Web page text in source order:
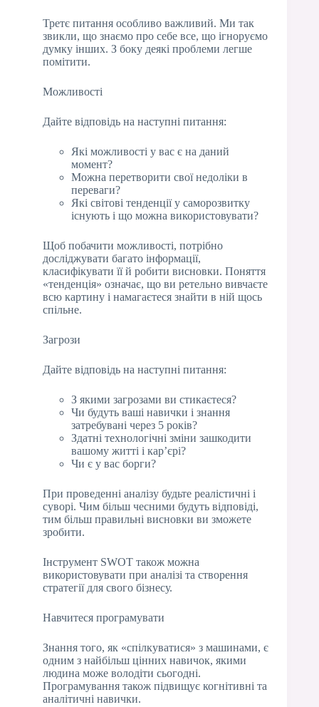
Третє питання особливо важливий. Ми так
звикли, що знаємо про себе все, що ігноруємо
думку інших. З боку деякі проблеми легше
помітити.
Можливості
Дайте відповідь на наступні питання:
Які можливості у вас є на даний
момент?
Можна перетворити свої недоліки в
переваги?
Які світові тенденції у саморозвитку
існують і що можна використовувати?
Щоб побачити можливості, потрібно
досліджувати багато інформації,
класифікувати її й робити висновки. Поняття
«тенденція» означає, що ви ретельно вивчаєте
всю картину і намагаєтеся знайти в ній щось
спільне.
Загрози
Дайте відповідь на наступні питання:
З якими загрозами ви стикаєтеся?
Чи будуть ваші навички і знання
затребувані через 5 років?
Здатні технологічні зміни зашкодити
вашому житті і кар’єрі?
Чи є у вас борги?
При проведенні аналізу будьте реалістичні і
суворі. Чим більш чесними будуть відповіді,
тим більш правильні висновки ви зможете
зробити.
Інструмент SWOT також можна
використовувати при аналізі та створення
стратегії для свого бізнесу.
Навчитеся програмувати
Знання того, як «спілкуватися» з машинами, є
одним з найбільш цінних навичок, якими
людина може володіти сьогодні.
Програмування також підвищує когнітивні та
аналітичні навички.